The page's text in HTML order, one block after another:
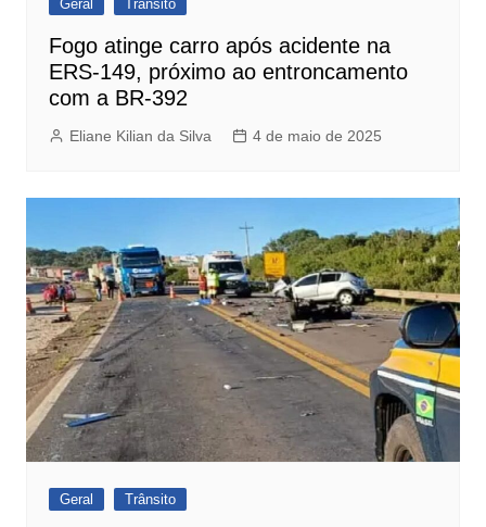
Geral Trânsito
Fogo atinge carro após acidente na
ERS-149, próximo ao entroncamento
com a BR-392
Eliane Kilian da Silva 4 de maio de 2025
Geral Trânsito